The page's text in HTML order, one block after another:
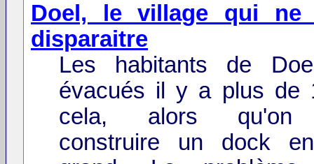
Doel, le village qui ne
disparaitre
Les habitants de
évacués il y a plus de
cela, alors qu'on
construire un dock